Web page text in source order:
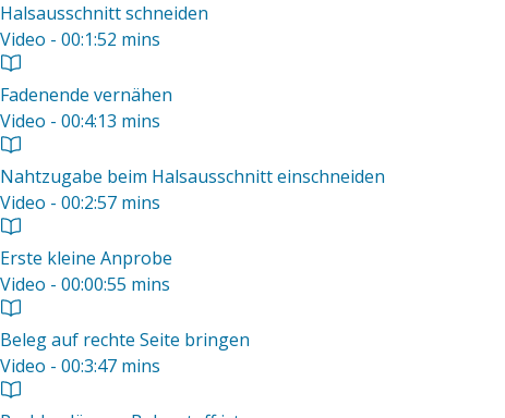
Halsausschnitt schneiden
Video - 00:1:52 mins
Fadenende vernähen
Video - 00:4:13 mins
Nahtzugabe beim Halsausschnitt einschneiden
Video - 00:2:57 mins
Erste kleine Anprobe
Video - 00:00:55 mins
Beleg auf rechte Seite bringen
Video - 00:3:47 mins